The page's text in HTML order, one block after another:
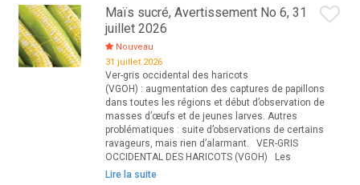
Maïs sucré, Avertissement No 6, 31
juillet 2026
Nouveau
31 juillet 2026
Ver-gris occidental des haricots
(VGOH) : augmentation des captures de papillons
dans toutes les régions et début d’observation de
masses d’œufs et de jeunes larves. Autres
problématiques : suite d’observations de certains
ravageurs, mais rien d’alarmant. VER-GRIS
OCCIDENTAL DES HARICOTS (VGOH) Les
Lire la suite